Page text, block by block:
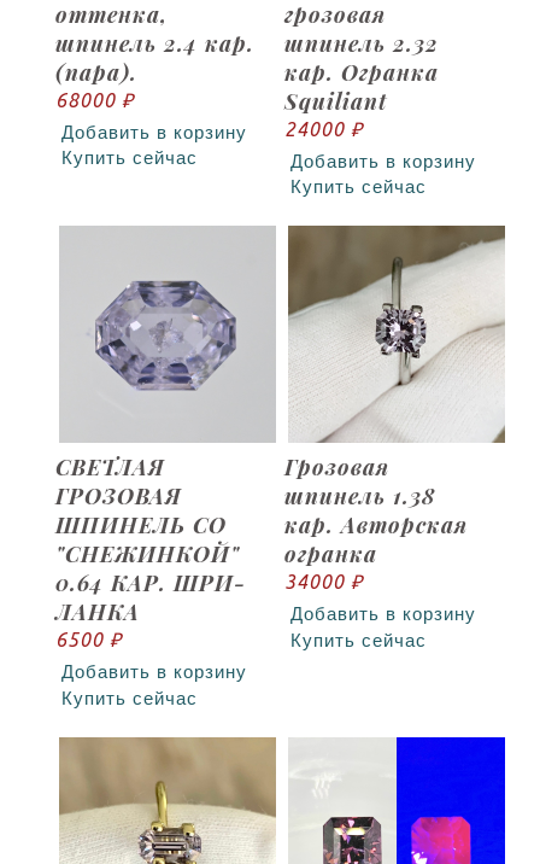
оттенка,
шпинель 2.4 кар.
(пара).
68000 ₽
Добавить в корзину
Купить сейчас
грозовая
шпинель 2.32
кар. Огранка
Squiliant
24000 ₽
Добавить в корзину
Купить сейчас
СВЕТЛАЯ
ГРОЗОВАЯ
ШПИНЕЛЬ СО
"СНЕЖИНКОЙ"
0.64 КАР. ШРИ-
ЛАНКА
6500 ₽
Добавить в корзину
Купить сейчас
Грозовая
шпинель 1.38
кар. Авторская
огранка
34000 ₽
Добавить в корзину
Купить сейчас